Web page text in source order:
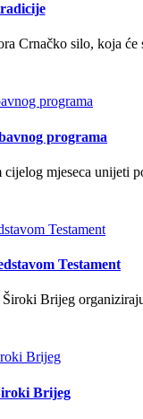
Crnačko silo, koja će
programa
mjeseca unijeti
Testament
Brijeg
Brijeg